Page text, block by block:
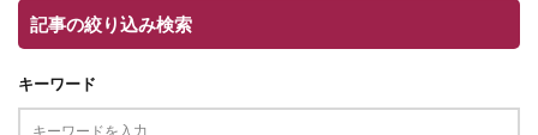
記事の絞り込み検索
キーワード